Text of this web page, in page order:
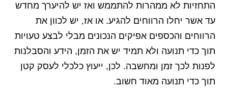
התחזיות לא ממהרות להתממש ואז יש להיערך מחדש
עד אשר יחלו הרווחים להגיע. או אז, יש לכוון את
הרווחים והכספים אפיקים הנכונים מבלי לבצע טעויות
תוך כדי תנועה ולא תמיד יש את הזמן, הידע והסבלנות
לפנות לכך זמן ומחשבה. לכן, ייעוץ כלכלי לעסק קטן
תוך כדי תנועה מאוד חשוב.